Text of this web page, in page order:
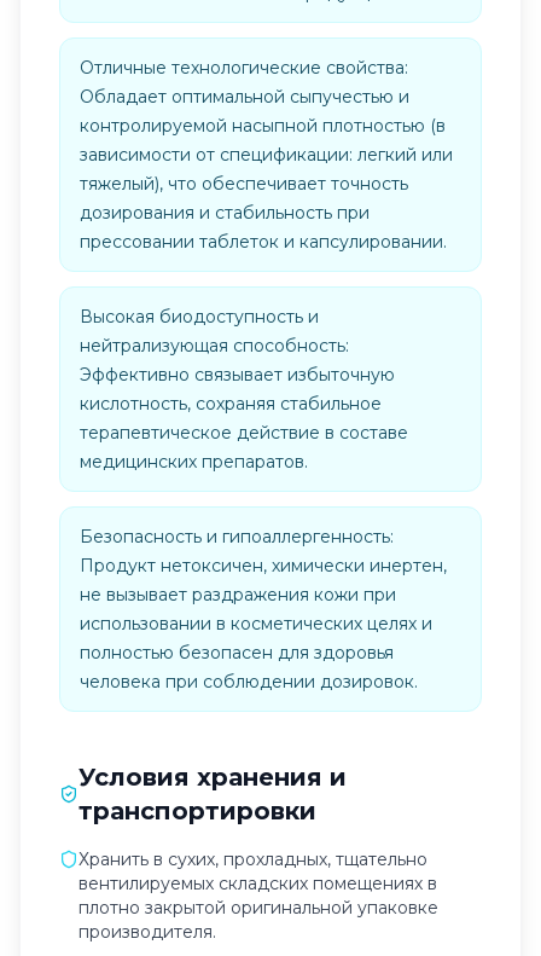
Отличные технологические свойства:
Обладает оптимальной сыпучестью и
контролируемой насыпной плотностью (в
зависимости от спецификации: легкий или
тяжелый), что обеспечивает точность
дозирования и стабильность при
прессовании таблеток и капсулировании.
Высокая биодоступность и
нейтрализующая способность:
Эффективно связывает избыточную
кислотность, сохраняя стабильное
терапевтическое действие в составе
медицинских препаратов.
Безопасность и гипоаллергенность:
Продукт нетоксичен, химически инертен,
не вызывает раздражения кожи при
использовании в косметических целях и
полностью безопасен для здоровья
человека при соблюдении дозировок.
Условия хранения и
транспортировки
Хранить в сухих, прохладных, тщательно
вентилируемых складских помещениях в
плотно закрытой оригинальной упаковке
производителя.